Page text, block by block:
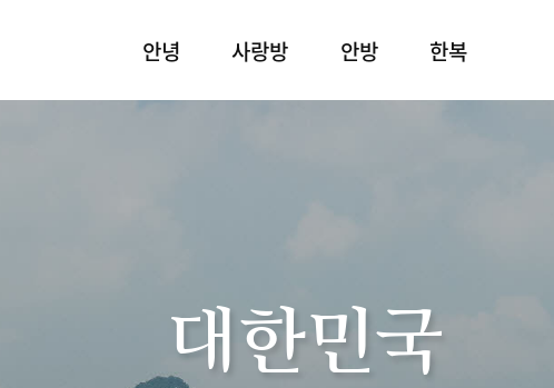
안녕 사랑방 안방 한복
대한민국